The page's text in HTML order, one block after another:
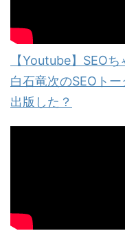
【Youtube】SEO
白石竜次のSEOト
出版した？